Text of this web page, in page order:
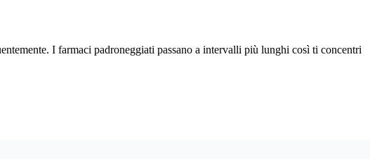
I farmaci padroneggiati passano a intervalli più lunghi così ti concentri